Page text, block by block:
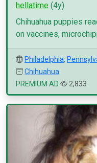
hellatime (4y)
Chihuahua puppies
on vaccines,
Philadelphia,
Chihuahua
PREMIUM AD
2,833